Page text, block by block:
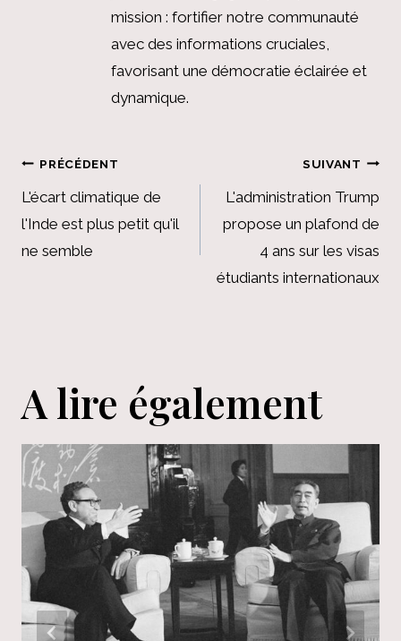
mission : fortifier notre communauté
avec des informations cruciales,
favorisant une démocratie éclairée et
dynamique.
Navigation
de
l’article
PRÉCÉDENT
L'écart climatique de
l'Inde est plus petit qu'il
ne semble
SUIVANT
L'administration Trump
propose un plafond de
4 ans sur les visas
étudiants internationaux
A lire également